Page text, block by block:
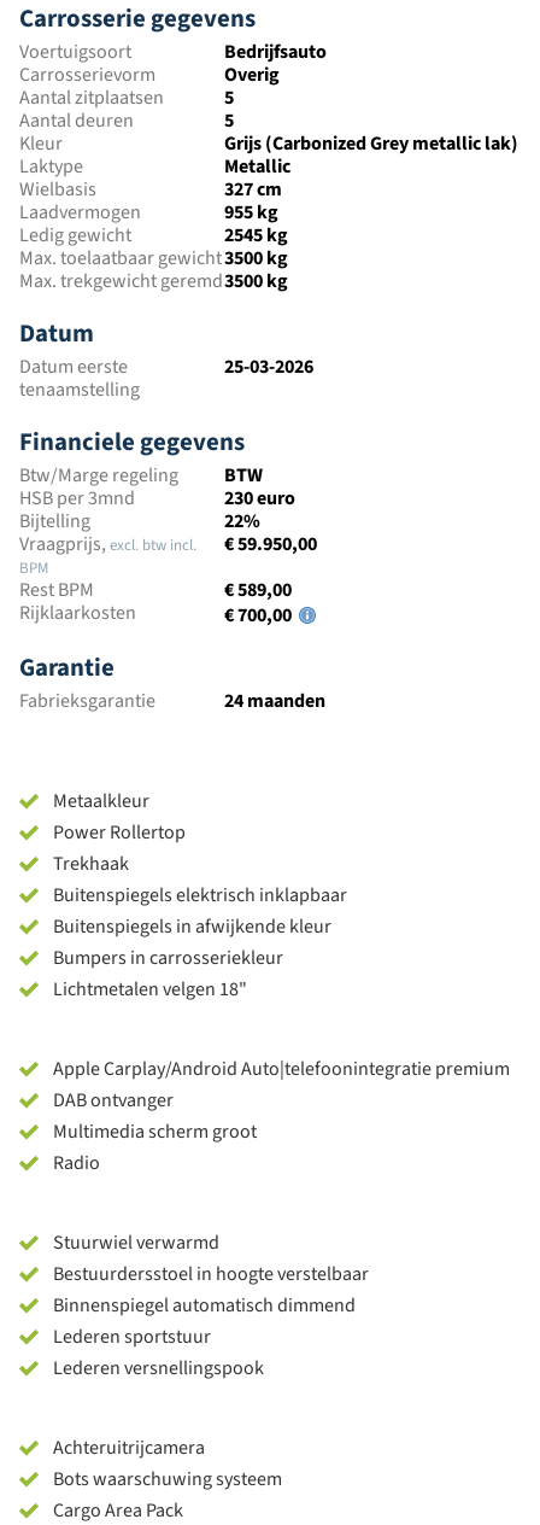
Carrosserie gegevens
Voertuigsoort
Bedrijfsauto
Carrosserievorm
Overig
Aantal zitplaatsen
5
Aantal deuren
5
Kleur
Grijs (Carbonized Grey metallic lak)
Laktype
Metallic
Wielbasis
327 cm
Laadvermogen
955 kg
Ledig gewicht
2545 kg
Max. toelaatbaar gewicht3500 kg
Max. trekgewicht geremd3500 kg
Datum
Datum eerste
tenaamstelling
25-03-2026
Financiele gegevens
Btw/Marge regeling
BTW
HSB per 3mnd
230 euro
Bijtelling
22%
Vraagprijs, excl. btw incl.
BPM
€ 59.950,00
Rest BPM
€ 589,00
Rijklaarkosten
€ 700,00
Garantie
Fabrieksgarantie 24 maanden
Metaalkleur
Power Rollertop
Trekhaak
Buitenspiegels elektrisch inklapbaar
Buitenspiegels in afwijkende kleur
Bumpers in carrosseriekleur
Lichtmetalen velgen 18"
Apple Carplay/Android Auto|telefoonintegratie premium
DAB ontvanger
Multimedia scherm groot
Radio
Stuurwiel verwarmd
Bestuurdersstoel in hoogte verstelbaar
Binnenspiegel automatisch dimmend
Lederen sportstuur
Lederen versnellingspook
Achteruitrijcamera
Bots waarschuwing systeem
Cargo Area Pack